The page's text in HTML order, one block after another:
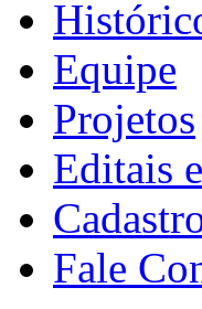
Equipe
Projetos
Editais
Fale